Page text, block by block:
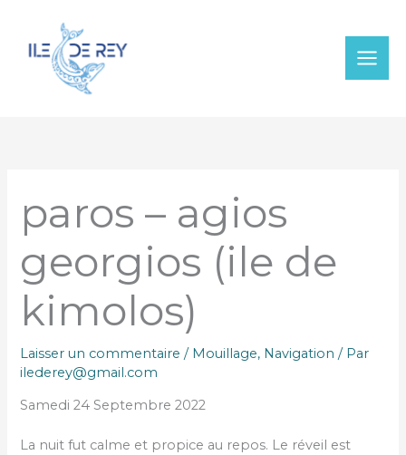
contenu
paros – agios
georgios (ile de
kimolos)
Laisser un commentaire / Mouillage, Navigation / Par
ilederey@gmail.com
Samedi 24 Septembre 2022
La nuit fut calme et propice au repos. Le réveil est